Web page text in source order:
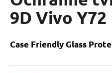
0,0
z
hvězdiček.
9D Vivo Y72
Case Friendly Glass
a
j
í
t
?